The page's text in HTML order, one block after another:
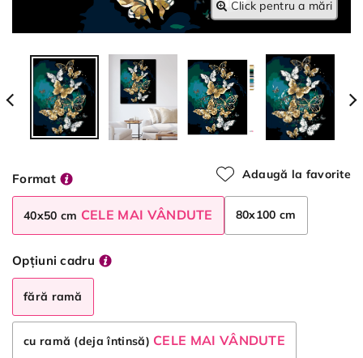
Click pentru a mări
Adaugă la favorite
Format
40x50 cm CELE MAI VÂNDUTE 80x100 cm
Opțiuni cadru
fără ramă
cu ramă (deja întinsă) CELE MAI VÂNDUTE